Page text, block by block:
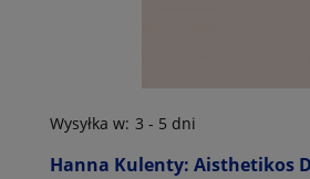
Hanna Kulenty: Aisthetikos
Wysyłka w: 3 - 5 dni